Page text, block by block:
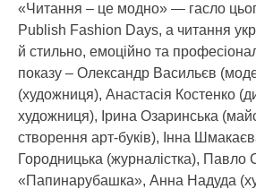
«Читання – це модно» — гасло
Publish Fashion Days, а читання
й стильно, емоційно та
показу – Олександр Васильєв
(художниця), Анастасія Костенко
художниця), Ірина Озаринська
створення арт-буків), Інна
Городницька (журналістка), Павло
«Папинарубашка», Анна Надуда